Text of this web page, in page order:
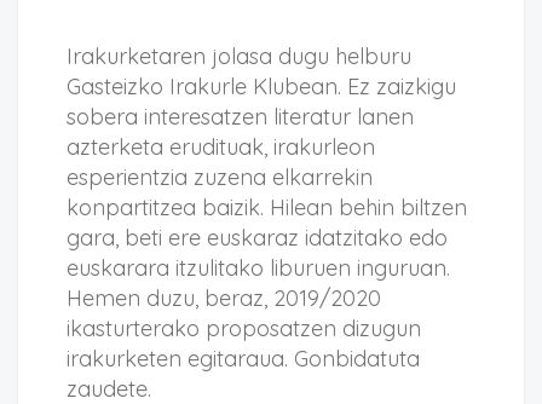
Irakurketaren jolasa dugu helburu
Gasteizko Irakurle Klubean. Ez zaizkigu
sobera interesatzen literatur lanen
azterketa erudituak, irakurleon
esperientzia zuzena elkarrekin
konpartitzea baizik. Hilean behin biltzen
gara, beti ere euskaraz idatzitako edo
euskarara itzulitako liburuen inguruan.
Hemen duzu, beraz, 2019/2020
ikasturterako proposatzen dizugun
irakurketen egitaraua. Gonbidatuta
zaudete.